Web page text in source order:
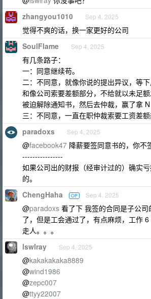
zhangyou1010 Sep 4, 2025
觉得不爽的话，换一家更好的公司
SoulFlame Sep 4, 2025
有几条路子：
一：同意继续苟。
二：不同意，就像你说的提出异议，等
和像公司索要差额部分，不给就以未足
被迫解除通知书，然后去仲裁，赢了拿 N
三：不同意，一直在职仲裁索要工资差额
paradoxs Sep 4, 2025
@facebook47 降薪要签同意书的，你不
----------------
如果公司出的财报（经审计过的）确实
的。
ChengHaha OP Sep 4, 2025
@paradoxs 看了下 我签的合同是子公
了，但是工会通过了，有点麻烦，工作
走人。。。
lswlray Sep 4, 2025
@kakakakaka8889
@wind1986
@zepc007
@ttyy22007